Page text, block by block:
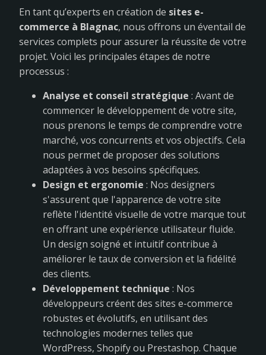
En tant qu’experts en création de sites e-
commerce à Blagnac, nous offrons un éventail de
services complets pour assurer la réussite de votre
projet. Voici les principales étapes de notre
processus :
Analyse et conseil stratégique : Avant de
commencer le développement de votre site,
nous prenons le temps de comprendre votre
marché, vos concurrents et vos objectifs. Cela
nous permet de proposer des solutions
adaptées à vos besoins spécifiques.
Design et ergonomie : Nos designers
s'assurent que l'apparence de votre site
reflète l'identité visuelle de votre marque tout
en offrant une expérience utilisateur fluide.
Un design soigné et intuitif contribue à
améliorer le taux de conversion et la fidélité
des clients.
Développement technique : Nos
développeurs créent des sites e-commerce
robustes et évolutifs, en utilisant des
technologies modernes telles que
WordPress, Shopify ou Prestashop. Chaque